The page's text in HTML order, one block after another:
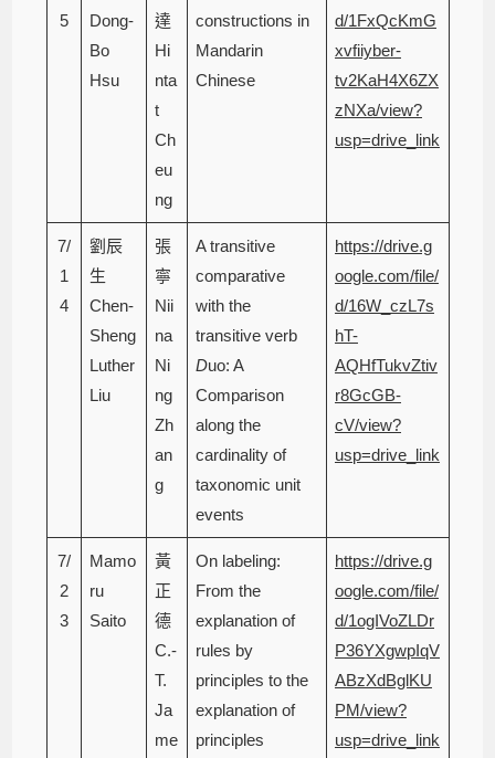
5
Dong-
Bo
Hsu
達
Hi
nta
t
Ch
eu
ng
constructions in
Mandarin
Chinese
d/1FxQcKmG
xvfiiyber-
tv2KaH4X6ZX
zNXa/view?
usp=drive_link
7/
1
4
劉辰
生
Chen-
Sheng
Luther
Liu
張
寧
Nii
na
Ni
ng
Zh
an
g
A transitive
comparative
with the
transitive verb
Duo: A
Comparison
along the
cardinality of
taxonomic unit
events
https://drive.g
oogle.com/file/
d/16W_czL7s
hT-
AQHfTukvZtiv
r8GcGB-
cV/view?
usp=drive_link
7/
2
3
Mamo
ru
Saito
黃
正
德
C.-
T.
Ja
me
On labeling:
From the
explanation of
rules by
principles to the
explanation of
principles
https://drive.g
oogle.com/file/
d/1ogIVoZLDr
P36YXgwpIqV
ABzXdBglKU
PM/view?
usp=drive_link